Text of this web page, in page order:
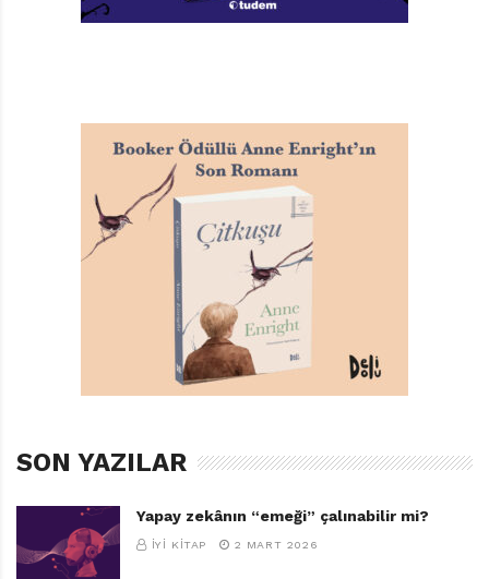
bile vakit ayıramayacak denli başı kalabalık yetişkinlere
kendimizi, bu koşuşturmacanın dışında bir yaşamı
düşleyemiyoruz. Dahası, size bir şey söyleyeyim mi? Bizi
bu kısırdöngüye mahkûm eden de hayal kurmayı
bırakmış olmamız!
Leo şimdi önünde metrelerce uzanan iş listesine inat,
ayaklarını uzatmış, kendiyle baş başa. Ya siz? Bir durup
nefeslenin. Emin olun yavaşlamak hem size hem de
SON YAZILAR
Yapay zekânın “emeği” çalınabilir mi?
İYI KITAP 2 MART 2026